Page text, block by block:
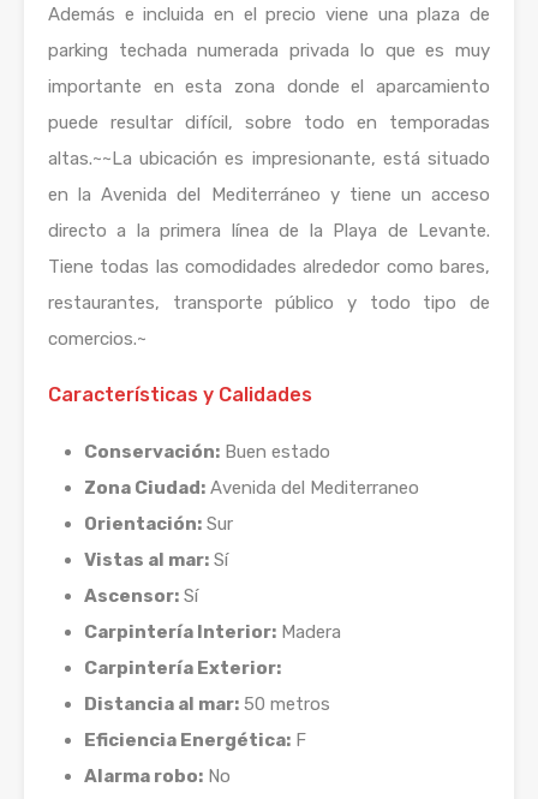
Además e incluida en el precio viene una plaza de
parking techada numerada privada lo que es muy
importante en esta zona donde el aparcamiento
puede resultar difícil, sobre todo en temporadas
altas.~~La ubicación es impresionante, está situado
en la Avenida del Mediterráneo y tiene un acceso
directo a la primera línea de la Playa de Levante.
Tiene todas las comodidades alrededor como bares,
restaurantes, transporte público y todo tipo de
comercios.~
Características y Calidades
Conservación: Buen estado
Zona Ciudad: Avenida del Mediterraneo
Orientación: Sur
Vistas al mar: Sí
Ascensor: Sí
Carpintería Interior: Madera
Carpintería Exterior:
Distancia al mar: 50 metros
Eficiencia Energética: F
Alarma robo: No